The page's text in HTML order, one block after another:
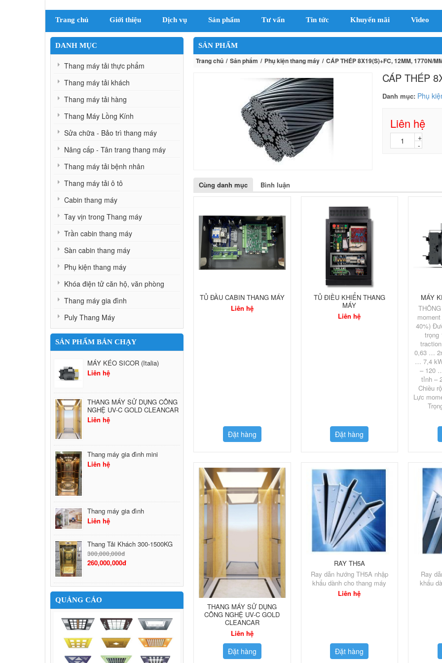
Trang chủ Giới thiệu Dịch vụ Sản phẩm Tư vấn Tin tức Khuyến mãi Video
SẢN PHẨM
Trang chủ Sản phẩm Phụ kiện thang máy CÁP THÉP 8X19(S)+FC, 12MM, 1770N/
CÁP THÉP
Danh mục: Phụ
Liên hệ
Cùng danh mục Bình luận
TỦ ĐẦU CABIN THANG MÁY
Liên hệ
Đặt hàng
TỦ ĐIỀU KHIỂN THANG
MÁY
Liên hệ
Đặt hàng
MÁY
40%)
trọng
0,63 …
… 7,4
– 120
tỉnh –
Chiều
Lực
THANG MÁY SỬ DỤNG
CÔNG NGHỆ UV-C GOLD
CLEANCAR
Liên hệ
Đặt hàng
RAY TH5A
Ray dẫn hướng TH5A nhập
khẩu dành cho thang máy
Liên hệ
Đặt hàng
Ray
khẩu
DANH MỤC
Thang máy tải thực phẩm
Thang máy tải khách
Thang máy tải hàng
Thang Máy Lồng Kính
Sửa chữa - Bảo trì thang máy
Nâng cấp - Tân trang thang máy
Thang máy tải bệnh nhân
Thang máy tải ô tô
Cabin thang máy
Tay vịn trong Thang máy
Trần cabin thang máy
Sàn cabin thang máy
Phụ kiện thang máy
Khóa điện tử căn hộ, văn phòng
Thang máy gia đình
Puly Thang Máy
SẢN PHẨM BÁN CHẠY
MÁY KÉO SICOR (Italia)
Liên hệ
THANG MÁY SỬ DỤNG CÔNG
NGHỆ UV-C GOLD CLEANCAR
Liên hệ
Thang máy gia đình mini
Liên hệ
Thang máy gia đình
Liên hệ
Thang Tải Khách 300-1500KG
300,000,000đ
260,000,000đ
QUẢNG CÁO